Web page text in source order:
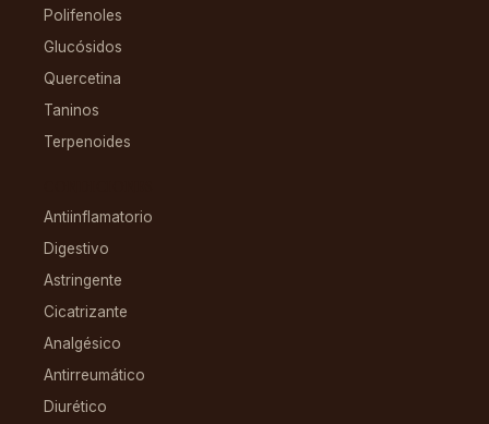
Polifenoles
Glucósidos
Quercetina
Taninos
Terpenoides
Antiinflamatorio
Digestivo
Astringente
Cicatrizante
Analgésico
Antirreumático
Diurético